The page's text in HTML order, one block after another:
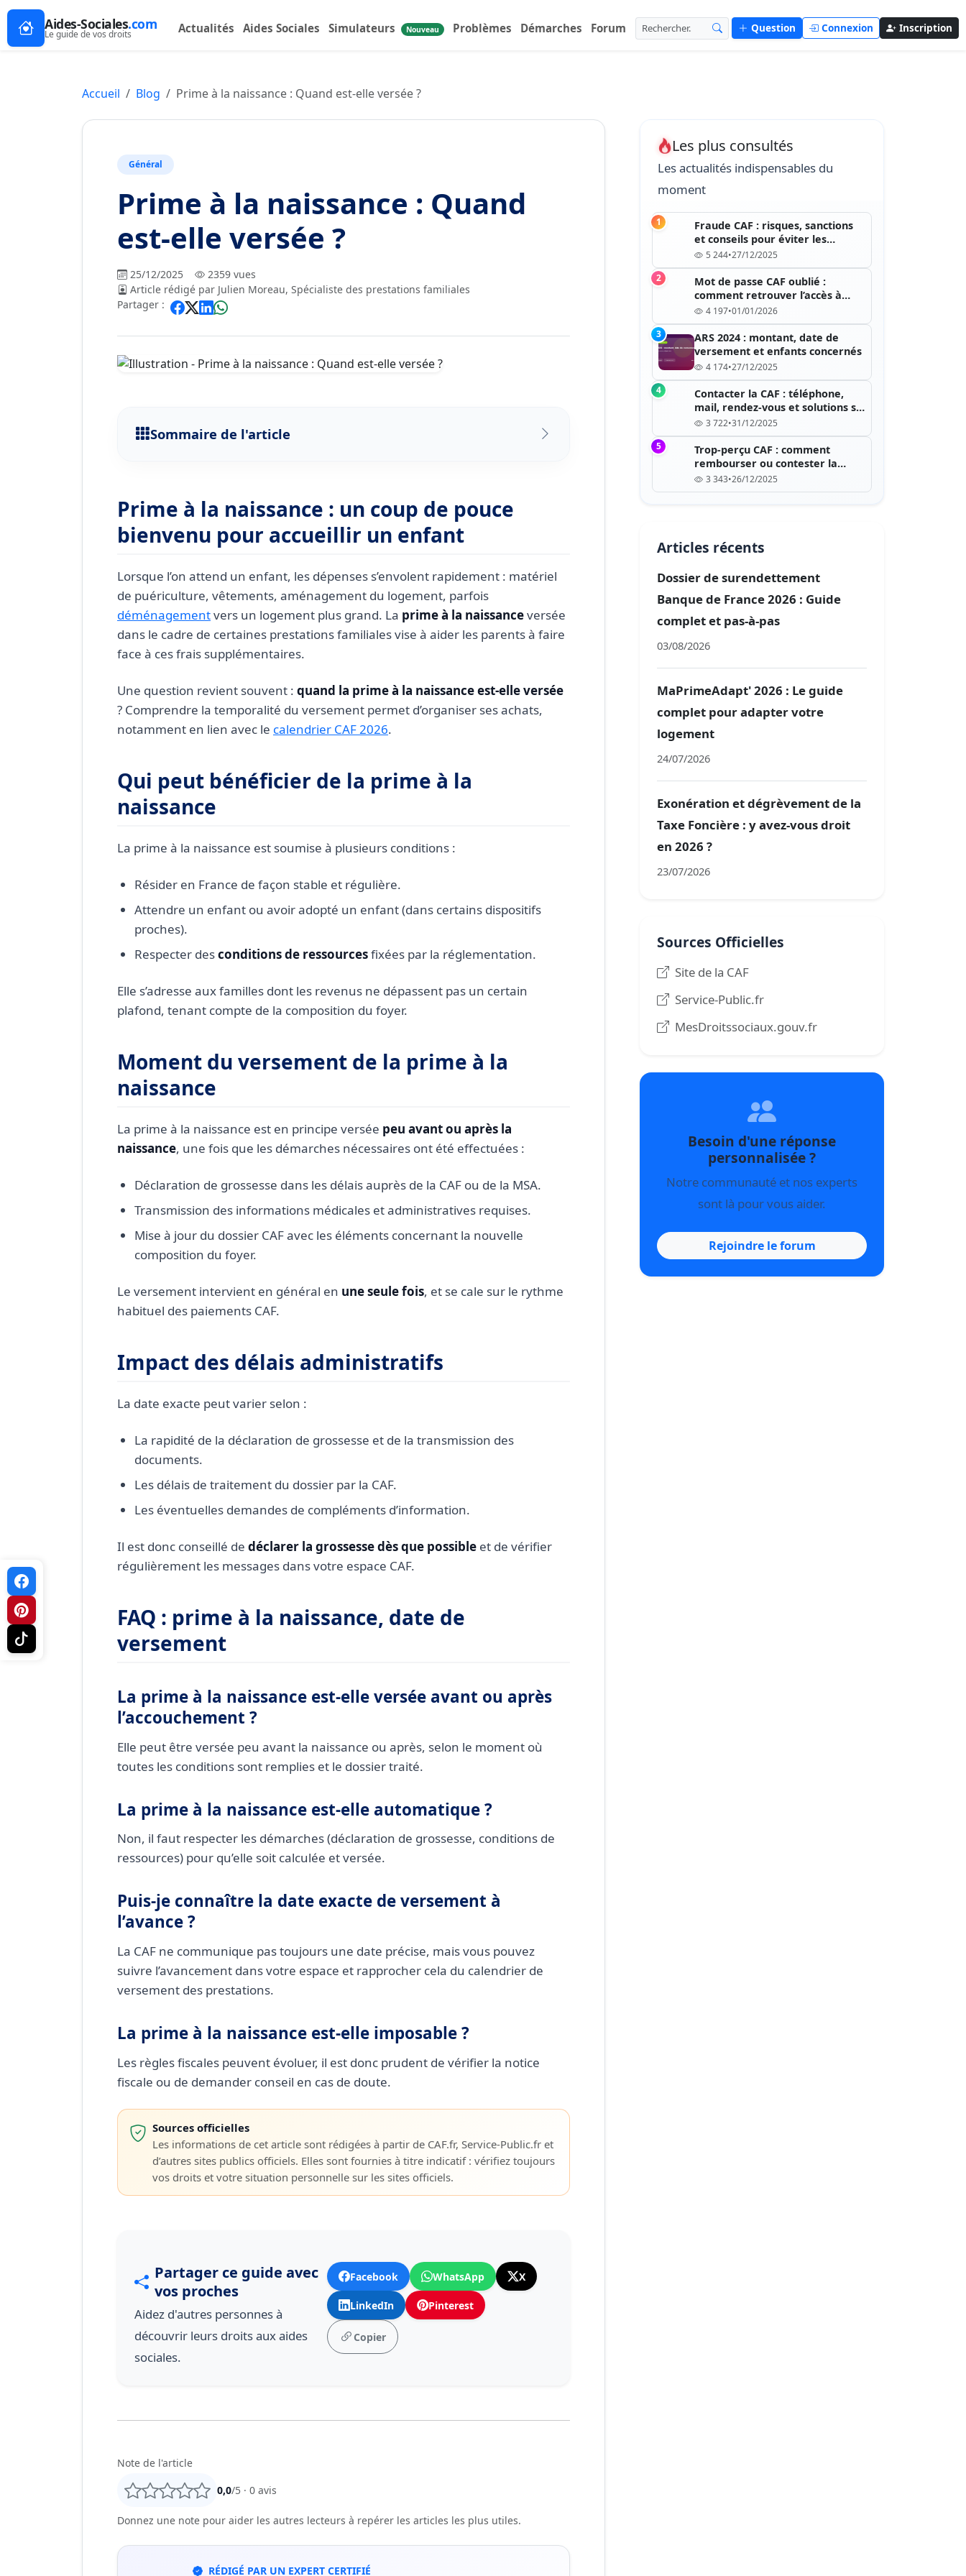
Aides-Sociales.com
Le guide de vos droits Actualités Aides Sociales Simulateurs Nouveau Problèmes Démarches Forum Question Connexion Inscription
Accueil Blog Prime à la naissance : Quand est-elle versée ?
Général
Prime à la naissance : Quand
est-elle versée ?
25/12/2025
2359 vues
Article rédigé par Julien Moreau, Spécialiste des prestations familiales
Partager :
Sommaire de l'article
Qui peut bénéficier de la prime à la naissance
Moment du versement de la prime à la naissance
FAQ : prime à la naissance, date de versement
La prime à la naissance est-elle versée avant ou après
l’accouchement ?
La prime à la naissance est-elle automatique ?
La prime à la naissance est-elle imposable ?
Prime à la naissance : un coup de pouce
bienvenu pour accueillir un enfant
Lorsque l’on attend un enfant, les dépenses s’envolent rapidement : matériel
de puériculture, vêtements, aménagement du logement, parfois
déménagementvers un logement plus grand. La prime à la naissanceversée
dans le cadre de certaines prestations familiales vise à aider les parents à faire
face à ces frais supplémentaires.
Une question revient souvent : quand la prime à la naissance est-elle versée
? Comprendre la temporalité du versement permet d’organiser ses achats,
notamment en lien avec le calendrier CAF 2026.
Qui peut bénéficier de la prime à la
naissance
La prime à la naissance est soumise à plusieurs conditions :
Résider en France de façon stable et régulière.
Attendre un enfant ou avoir adopté un enfant (dans certains dispositifs
proches).
Respecter desconditions de ressourcesfixées par la réglementation.
Elle s’adresse aux familles dont les revenus ne dépassent pas un certain
plafond, tenant compte de la composition du foyer.
Moment du versement de la prime à la
naissance
La prime à la naissance est en principe versée peu avant ou après la
naissance, une fois que les démarches nécessaires ont été effectuées :
Déclaration de grossesse dans les délais auprès de la CAF ou de la MSA.
Transmission des informations médicales et administratives requises.
Mise à jour du dossier CAF avec les éléments concernant la nouvelle
composition du foyer.
Le versement intervient en général en une seule fois, et se cale sur le rythme
habituel des paiements CAF.
Impact des délais administratifs
La date exacte peut varier selon :
La rapidité de la déclaration de grossesse et de la transmission des
documents.
Les délais de traitement du dossier par la CAF.
Les éventuelles demandes de compléments d’information.
Il est donc conseillé de déclarer la grossesse dès que possible et de vérifier
régulièrement les messages dans votre espace CAF.
FAQ : prime à la naissance, date de
versement
La prime à la naissance est-elle versée avant ou après
l’accouchement ?
Elle peut être versée peu avant la naissance ou après, selon le moment où
toutes les conditions sont remplies et le dossier traité.
La prime à la naissance est-elle automatique ?
Non, il faut respecter les démarches (déclaration de grossesse, conditions de
ressources) pour qu’elle soit calculée et versée.
Puis-je connaître la date exacte de versement à
l’avance ?
La CAF ne communique pas toujours une date précise, mais vous pouvez
suivre l’avancement dans votre espace et rapprocher cela du calendrier de
versement des prestations.
La prime à la naissance est-elle imposable ?
Les règles fiscales peuvent évoluer, il est donc prudent de vérifier la notice
fiscale ou de demander conseil en cas de doute.
Sources officielles
Les informations de cet article sont rédigées à partir de CAF.fr, Service-Public.fr et
d’autres sites publics officiels. Elles sont fournies à titre indicatif : vérifiez toujours
vos droits et votre situation personnelle sur les sites officiels.
Partager ce guide avec
vos proches
Aidez d'autres personnes à
découvrir leurs droits aux aides
sociales.
Facebook WhatsApp X
LinkedIn Pinterest
Copier
Note de l'article
0,0/5 ·0 avis
Donnez une note pour aider les autres lecteurs à repérer les articles les plus utiles.
RÉDIGÉ PAR UN EXPERT CERTIFIÉ
Les plus consultés
Les actualités indispensables du
moment
1
Fraude CAF : risques, sanctions
et conseils pour éviter les
erreurs
5 244•27/12/2025
2
Mot de passe CAF oublié :
comment retrouver l’accès à
votre compte
4 197•01/01/2026
3
ARS 2024 : montant, date de
versement et enfants concernés
4 174•27/12/2025
4
Contacter la CAF : téléphone,
mail, rendez-vous et solutions si
c’est saturé
3 722•31/12/2025
5
Trop-perçu CAF : comment
rembourser ou contester la
dette ?
3 343•26/12/2025
Articles récents
Dossier de surendettement
Banque de France 2026 : Guide
complet et pas-à-pas
03/08/2026
MaPrimeAdapt' 2026 : Le guide
complet pour adapter votre
logement
24/07/2026
Exonération et dégrèvement de la
Taxe Foncière : y avez-vous droit
en 2026 ?
23/07/2026
Sources Officielles
Site de la CAF
Service-Public.fr
MesDroitssociaux.gouv.fr
Besoin d'une réponse
personnalisée ?
Notre communauté et nos experts
sont là pour vous aider.
Rejoindre le forum